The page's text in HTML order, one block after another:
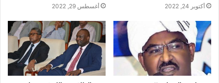
أكتوبر 24, 2022 أغسطس 29, 2022